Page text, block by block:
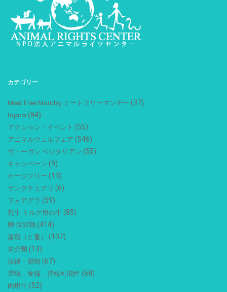
カテゴリー
Meat Free Monday ミートフリーマンデー (37)
topics (84)
アクション・イベント (55)
アニマルウェルフェア (546)
ヴィーガン ベジタリアン (55)
キャンペーン (9)
ケージフリー (13)
サンクチュアリ (6)
フォアグラ (59)
乳牛 ミルク用の牛 (85)
卵 採卵鶏 (414)
屠殺（と畜） (107)
未分類 (13)
法律・規制 (67)
環境、食糧、持続可能性 (68)
肉用牛 (52)